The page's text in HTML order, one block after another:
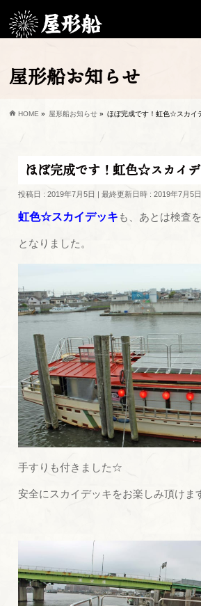
屋形船お知らせ
HOME » 屋形船お知らせ » ほぼ完成です！虹色☆スカイ
ほぼ完成です！虹色☆スカイ
投稿日 : 2019年7月5日 最終更新日時 : 2019年7月5日
虹色☆スカイデッキ も、あとは検査
となりました。
手すりも付きました☆
安全にスカイデッキをお楽しみ頂けま